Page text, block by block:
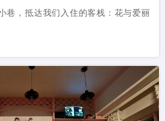
巷，抵达我们入住的客栈：花与爱丽